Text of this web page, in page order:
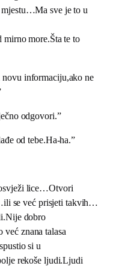
mjestu…Ma sve je to u
more.Šta te to
novu informaciju,ako ne
odgovori.”
od tebe.Ha-ha.”
lice…Otvori
se već prisjeti takvih…
dobro
znana talasa
si u
rekoše ljudi.Ljudi